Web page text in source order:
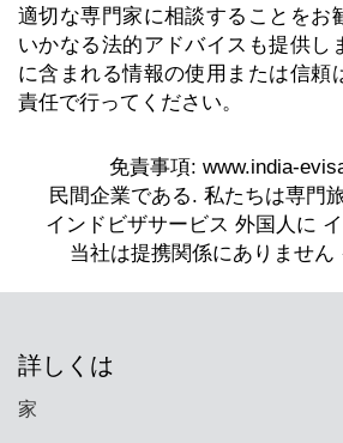
適切な専門家に相談することをお
いかなる法的アドバイスも提供し
に含まれる情報の使用または信頼
責任で行ってください。
詳しくは
家